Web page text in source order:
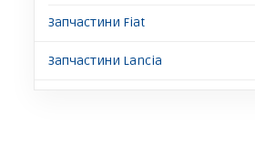
Запчастини Fiat
Запчастини Lancia